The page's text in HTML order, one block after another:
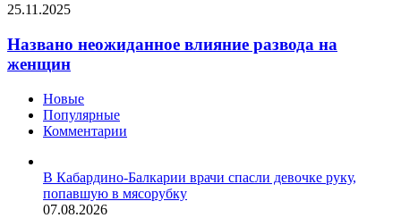
женщины
ребенка
Названо
влияние
развода
на
25.11.2025
Названо неожиданное влияние развода на
женщин
Новые
Популярные
Комментарии
В Кабардино-Балкарии врачи спасли девочке руку,
попавшую в мясорубку
07.08.2026